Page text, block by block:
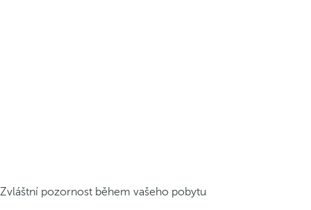
Zvláštní pozornost během vašeho pobytu